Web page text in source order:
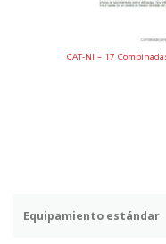
CAT-NI – 17
Equipamiento estándar